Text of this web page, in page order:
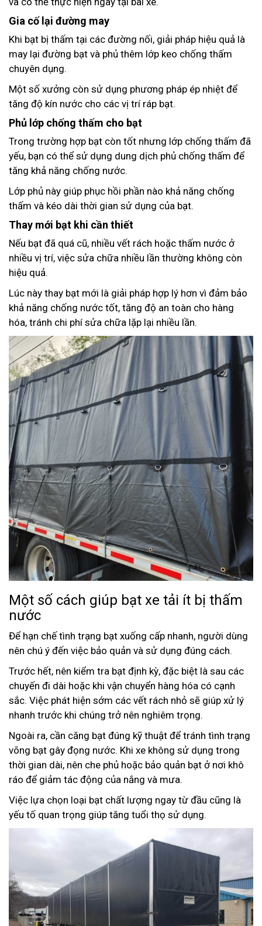
Gia cố lại đường may
Khi bạt bị thấm tại các đường nối, giải pháp hiệu quả là
may lại đường bạt và phủ thêm lớp keo chống thấm
chuyên dụng.
Một số xưởng còn sử dụng phương pháp ép nhiệt để
tăng độ kín nước cho các vị trí ráp bạt.
Phủ lớp chống thấm cho bạt
Trong trường hợp bạt còn tốt nhưng lớp chống thấm đã
yếu, bạn có thể sử dụng dung dịch phủ chống thấm để
tăng khả năng chống nước.
Lớp phủ này giúp phục hồi phần nào khả năng chống
thấm và kéo dài thời gian sử dụng của bạt.
Thay mới bạt khi cần thiết
Nếu bạt đã quá cũ, nhiều vết rách hoặc thấm nước ở
nhiều vị trí, việc sửa chữa nhiều lần thường không còn
hiệu quả.
Lúc này thay bạt mới là giải pháp hợp lý hơn vì đảm bảo
khả năng chống nước tốt, tăng độ an toàn cho hàng
hóa, tránh chi phí sửa chữa lặp lại nhiều lần.
Một số cách giúp bạt xe tải ít bị thấm
nước
Để hạn chế tình trạng bạt xuống cấp nhanh, người dùng
nên chú ý đến việc bảo quản và sử dụng đúng cách.
Trước hết, nên kiểm tra bạt định kỳ, đặc biệt là sau các
chuyến đi dài hoặc khi vận chuyển hàng hóa có cạnh
sắc. Việc phát hiện sớm các vết rách nhỏ sẽ giúp xử lý
nhanh trước khi chúng trở nên nghiêm trọng.
Ngoài ra, cần căng bạt đúng kỹ thuật để tránh tình trạng
võng bạt gây đọng nước. Khi xe không sử dụng trong
thời gian dài, nên che phủ hoặc bảo quản bạt ở nơi khô
ráo để giảm tác động của nắng và mưa.
Việc lựa chọn loại bạt chất lượng ngay từ đầu cũng là
yếu tố quan trọng giúp tăng tuổi thọ sử dụng.